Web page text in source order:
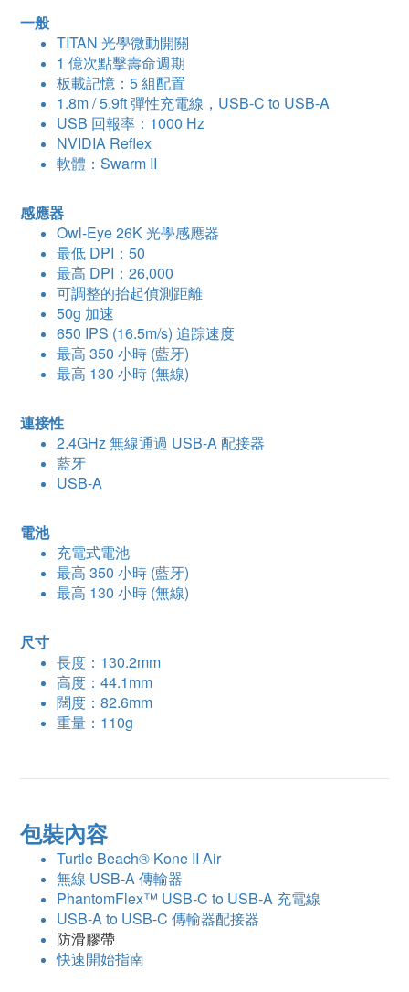
一般
TITAN 光學微動開關
1 億次點擊壽命週期
板載記憶：5 組配置
1.8m / 5.9ft 彈性充電線，USB-C to USB-A
USB 回報率：1000 Hz
NVIDIA Reflex
軟體：Swarm II
感應器
Owl-Eye 26K 光學感應器
最低 DPI：50
最高 DPI：26,000
可調整的抬起偵測距離
50g 加速
650 IPS (16.5m/s) 追踪速度
最高 350 小時 (藍牙)
最高 130 小時 (無線)
連接性
2.4GHz 無線通過 USB-A 配接器
藍牙
USB-A
電池
充電式電池
最高 350 小時 (藍牙)
最高 130 小時 (無線)
尺寸
長度：130.2mm
高度：44.1mm
闊度：82.6mm
重量：110g
包裝內容
Turtle Beach® Kone II Air
無線 USB-A 傳輸器
PhantomFlex™ USB-C to USB-A 充電線
USB-A to USB-C 傳輸器配接器
防滑膠帶
快速開始指南